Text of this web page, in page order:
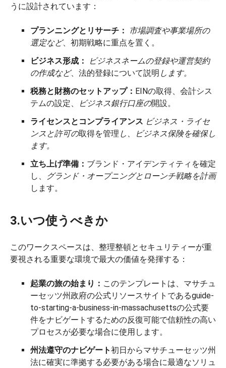
うに設計されています：
プランニングとリサーチ：
市場調査や事業場所の
選定など、初期戦略に重点を置く。
ビジネス形成：
ビジネスネームの登録や運営契約
の作成など、法的登録について説明 します。
税務と財務のセットアップ： EINの取得、会計シス
テムの設定、
ビジネス銀行口座の開設。
ライセンスとコンプライアンス ビジネス・ライセ
ンスと許可の取得を管理 し、ビジネス保険を確保し
ます。
立ち上げ準備： ブランド・アイデンティティを確定
し、
グランド・オープニングとローンチ戦略を計画
します。
3.いつ使うべきか
このワークスペースは、整理整頓とセキュリティーが重
要視される重要な環境で最大の価値を発揮する：
起業の旅の始まり： このテンプレートは、マサチュ
ーセッツ州政府の公式リソースサイトであるguide-
to-starting-a-business-in-massachusettsの公式要
件をナビゲートするための反復可能で信頼性の高い
プロセスが必要な場合に使用します。
州法遵守のナビゲート初日からマサチューセッツ州
法に確実に準拠する必要がある場合に最適なソリュ